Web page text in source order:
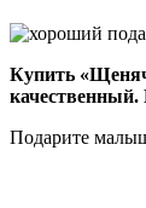
Купить
качественный.
Подарите